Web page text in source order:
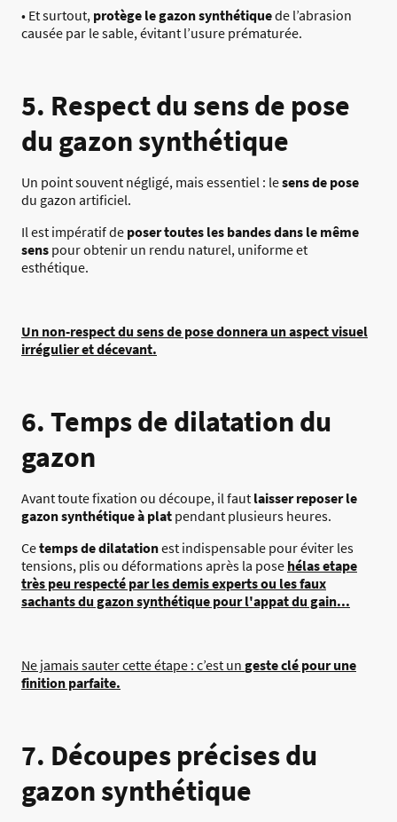
• Et surtout, protège le gazon synthétiquede l’abrasion
causée par le sable, évitant l’usure prématurée.
5. Respect du sens de pose
du gazon synthétique
Un point souvent négligé, mais essentiel : lesens de pose
du gazon artificiel.
Il est impératif de poser toutes les bandes dans le même
sens pour obtenir un rendu naturel, uniforme et
esthétique.
Un non-respect du sens de pose donnera un aspect visuel
irrégulier et décevant.
6. Temps de dilatation du
gazon
Avant toute fixation ou découpe, il faut laisser reposer le
gazon synthétique à plat pendant plusieurs heures.
Cetemps de dilatationest indispensable pour éviter les
tensions, plis ou déformations après la pose hélas etape
très peu respecté par les demis experts ou les faux
sachants du gazon synthétique pour l'appat du gain...
Ne jamais sauter cette étape : c’est un geste clé pour une
finition parfaite.
7. Découpes précises du
gazon synthétique